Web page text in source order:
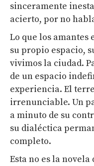
sinceramente
acierto, por no
Lo que los amantes
su propio espacio,
vivimos la ciudad.
de un espacio
experiencia. El
irrenunciable. Un
a minuto de su
su dialéctica
completo.
Esta no es la